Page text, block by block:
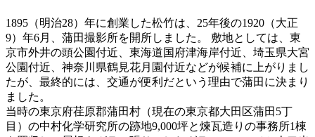
1895（明治28）年に創業した松竹は、25年後の1920（大正
9）年6月、蒲田撮影所を開所しました。 敷地としては、東
京市外井の頭公園付近、東海道国府津海岸付近、埼玉県大宮
公園付近、神奈川県鶴見花月園付近などが候補に上がりまし
たが、最終的には、交通が便利だという理由で蒲田に決まり
ました。
当時の東京府荏原郡蒲田村（現在の東京都大田区蒲田5丁
目）の中村化学研究所の跡地9,000坪と煉瓦造りの事務所1棟